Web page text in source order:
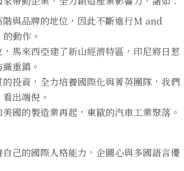
與品牌的地位，因此不斷進行M and
動作。
馬來西亞建了新山經濟特區，印尼將日惹
重鎮。
投資，全力培養國際化與菁英團隊，我們
出端倪。
國的製造業再起，東歐的汽車工業聚落。
己的國際人格能力，企圖心與多國語言優